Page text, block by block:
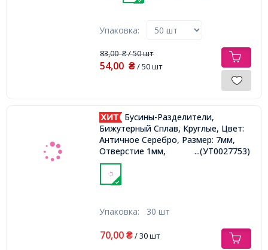
Упаковка:
83,00₴/ 50 шт
54,00 ₴/ 50 шт
Бусины-Разделители,
Бижутерный Сплав, Круглые, Цвет:
Античное Серебро, Размер: 7мм,
Отверстие 1мм,
...(УТ0027753)
Упаковка: 30 шт
70,00 ₴/ 30 шт